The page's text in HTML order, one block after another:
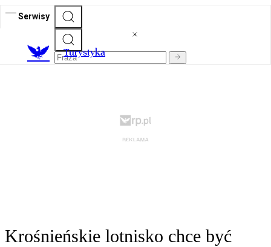
Serwisy
Turystyka
Krośnieńskie lotnisko chce być